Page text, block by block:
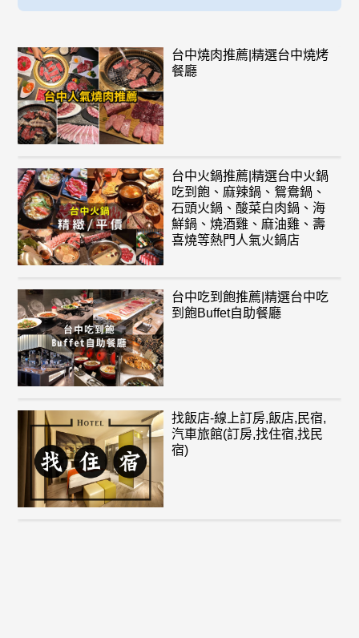
台中燒肉推薦|精選台中燒烤
餐廳
台中火鍋推薦|精選台中火鍋
吃到飽、麻辣鍋、鴛鴦鍋、
石頭火鍋、酸菜白肉鍋、海
鮮鍋、燒酒雞、麻油雞、壽
喜燒等熱門人氣火鍋店
台中吃到飽推薦|精選台中吃
到飽Buffet自助餐廳
找飯店-線上訂房,飯店,民宿,
汽車旅館(訂房,找住宿,找民
宿)